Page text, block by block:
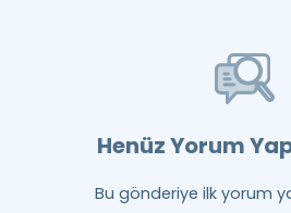
Henüz Yorum
Bu gönderiye ilk yorum